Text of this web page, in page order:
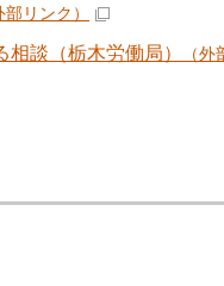
部リンク）
談（栃木労働局） （